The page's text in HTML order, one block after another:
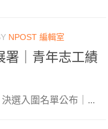
NPOST 編輯室
署｜青年志工績
選入圍名單公布｜...